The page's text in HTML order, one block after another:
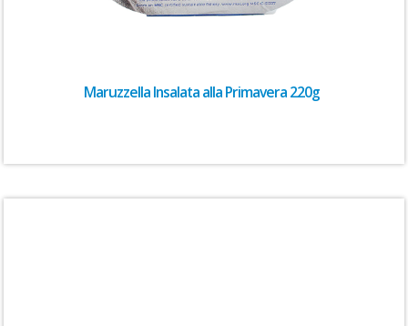
Maruzzella Insalata alla Primavera 220g